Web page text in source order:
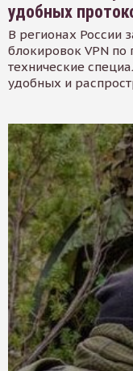
удобных
В регионах России
блокировок VPN по
технические
удобных и